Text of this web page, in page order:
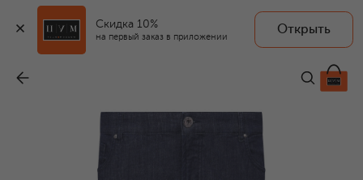
Скидка 10%
на первый заказ в приложении
Открыть